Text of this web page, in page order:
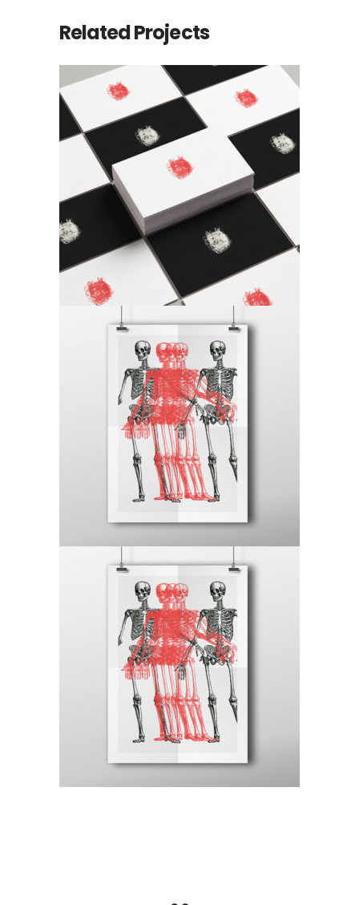
Related Projects
Checkmate
Minimal
Canvas
Minimal
Canvas
Minimal